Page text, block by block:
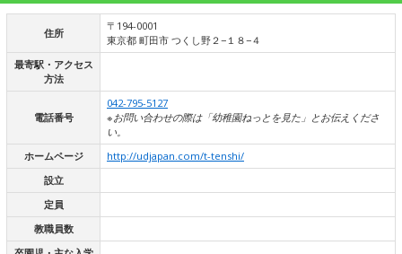
住所
〒194-0001
東京都 町田市 つくし野２−１８−４
最寄駅・アクセス
方法
電話番号
042-795-5127
※お問い合わせの際は「幼稚園ねっとを見た」とお伝えくださ
い。
ホームページ
http://udjapan.com/t-tenshi/
設立
定員
教職員数